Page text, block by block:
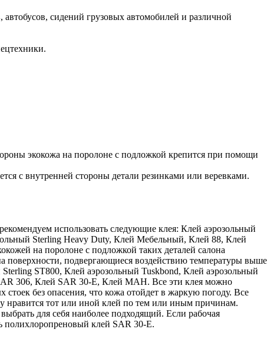
сидений грузовых автомобилей и различной
экокожа на поролоне с подложкой крепится при помощи
с внутренней стороны детали резинками или веревками.
использовать следующие клея: Клей аэрозольный
Sterling Heavy Duty, Клей Мебельный, Клей 88, Клей
на поролоне с подложкой таких деталей салона
поверхности, подвергающиеся воздействию температуры выше
ST800, Клей аэрозольный Tuskbond, Клей аэрозольный
306, Клей SAR 30-E, Клей MAH. Все эти клея можно
без опасения, что кожа отойдет в жаркую погоду. Все
нравится тот или иной клей по тем или иным причинам.
для себя наиболее подходящий. Если рабочая
полихлоропреновый клей SAR 30-E.